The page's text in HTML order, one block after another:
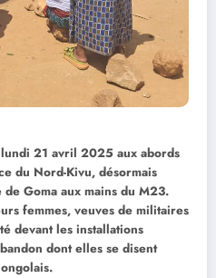
21 avril 2025 aux abords
du Nord-Kivu, désormais
Goma aux mains du M23.
femmes, veuves de militaires
devant les installations
dont elles se disent